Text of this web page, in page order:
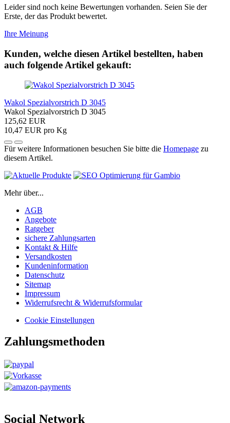
Leider sind noch keine Bewertungen vorhanden. Seien Sie der
Erste, der das Produkt bewertet.
Ihre Meinung
Kunden, welche diesen Artikel bestellten, haben
auch folgende Artikel gekauft:
Wakol Spezialvorstrich D 3045
Wakol Spezialvorstrich D 3045
125,62 EUR
10,47 EUR pro Kg
Für weitere Informationen besuchen Sie bitte die Homepage zu
diesem Artikel.
Mehr über...
AGB
Angebote
Ratgeber
sichere Zahlungsarten
Kontakt & Hilfe
Versandkosten
Kundeninformation
Datenschutz
Sitemap
Impressum
Widerrufsrecht & Widerrufsformular
Cookie Einstellungen
Zahlungsmethoden
Social Network